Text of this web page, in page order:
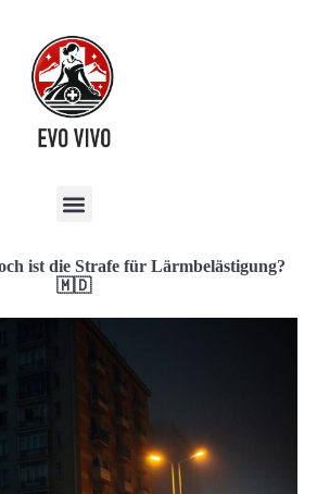
ist die Strafe für Lärmbelästigung?
🇲🇩